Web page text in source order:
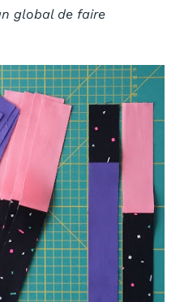
global de faire